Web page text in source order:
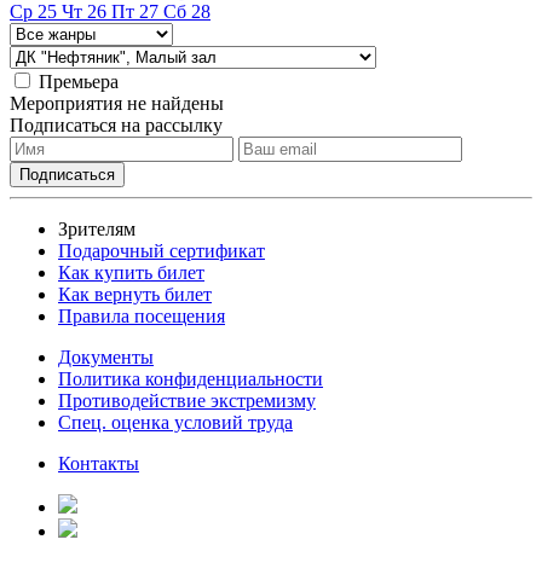
Ср 25 Чт 26 Пт 27 Сб 28
Премьера
Мероприятия не найдены
Подписаться на рассылку
Зрителям
Подарочный сертификат
Как купить билет
Как вернуть билет
Правила посещения
Документы
Политика конфиденциальности
Противодействие экстремизму
Спец. оценка условий труда
Контакты